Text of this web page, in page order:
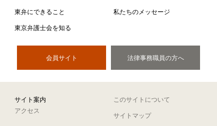
東弁にできること 私たちのメッセージ
東京弁護士会を知る
会員サイト 法律事務職員の方へ
サイト案内
このサイトについて
アクセス
サイトマップ